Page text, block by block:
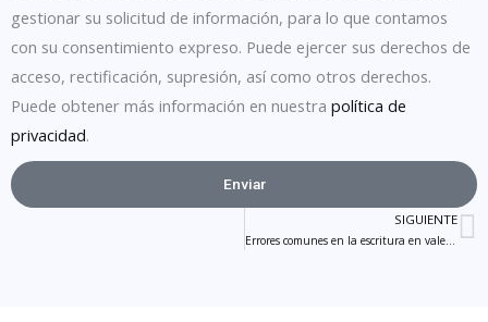
gestionar su solicitud de información, para lo que contamos
con su consentimiento expreso. Puede ejercer sus derechos de
acceso, rectificación, supresión, así como otros derechos.
Puede obtener más información en nuestra política de
privacidad.
Enviar
SIGUIENTE
Errores comunes en la escritura en valenciano